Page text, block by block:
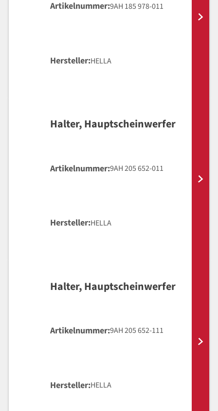
Artikelnummer 9AH 185 978-011
Hersteller HELLA
Halter, Hauptscheinwerfer
Artikelnummer 9AH 205 652-011
Hersteller HELLA
Halter, Hauptscheinwerfer
Artikelnummer 9AH 205 652-111
Hersteller HELLA